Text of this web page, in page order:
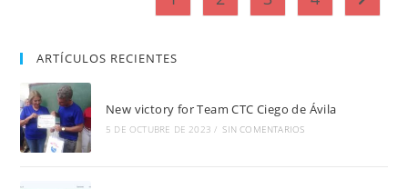
ARTÍCULOS RECIENTES
New victory for Team CTC Ciego de Ávila
5 DE OCTUBRE DE 2023 / SIN COMENTARIOS